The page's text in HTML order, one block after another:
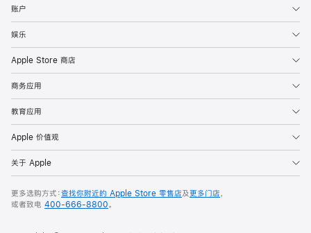
账户
娱乐
Apple Store 商店
商务应用
教育应用
Apple 价值观
关于 Apple
更多选购方式：查找你附近的 Apple Store 零售店及更多门店，
或者致电 400-666-8800。